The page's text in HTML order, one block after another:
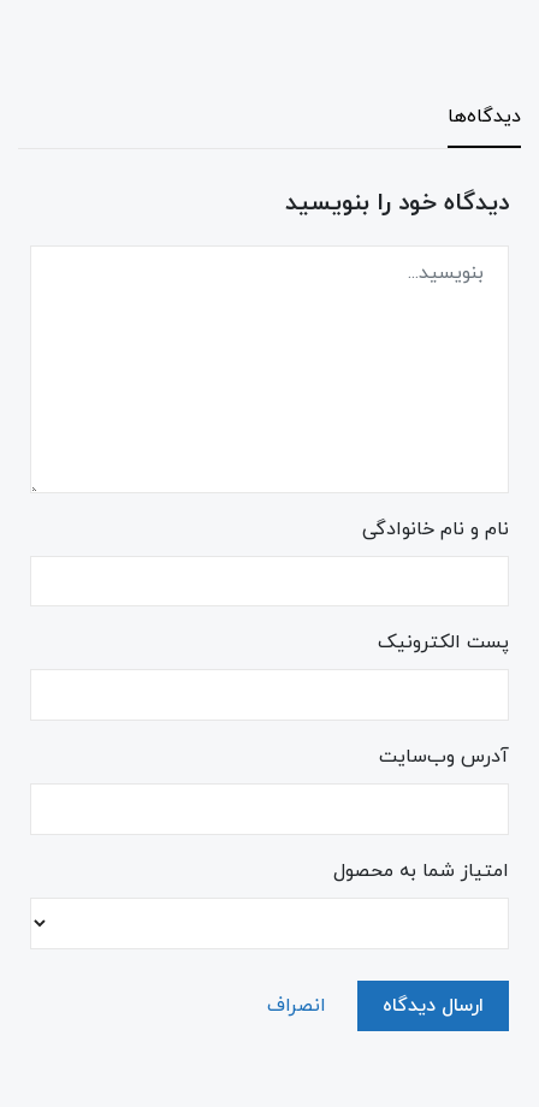
دیدگاه‌ها
دیدگاه خود را بنویسید
نام و نام خانوادگی
پست الکترونیک
آدرس وب‌سایت
امتیاز شما به محصول
ارسال دیدگاه انصراف